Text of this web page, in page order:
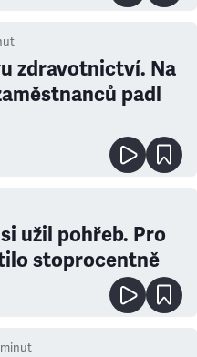
zdravotnictví. Na
padl
užil pohřeb. Pro
stoprocentně